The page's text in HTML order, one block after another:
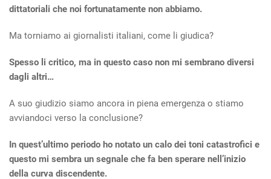
dittatoriali che noi fortunatamente non abbiamo.
Ma torniamo ai giornalisti italiani, come li giudica?
Spesso li critico, ma in questo caso non mi sembrano diversi
dagli altri…
A suo giudizio siamo ancora in piena emergenza o stiamo
avviandoci verso la conclusione?
In quest’ultimo periodo ho notato un calo dei toni catastrofici e
questo mi sembra un segnale che fa ben sperare nell’inizio
della curva discendente.